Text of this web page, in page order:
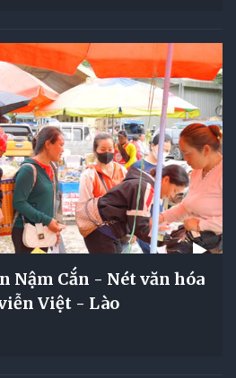
Nậm Cắn - Nét văn hóa
Việt - Lào